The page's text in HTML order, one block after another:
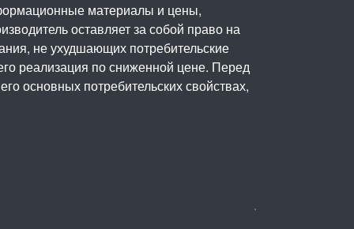
материалы и цены,
оставляет за собой право на
не ухудшающих потребительские
реализация по сниженной цене. Перед
основных потребительских свойствах,